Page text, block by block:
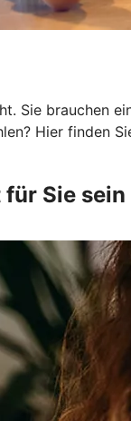
Sie brauchen
Hier finden
Sie sein